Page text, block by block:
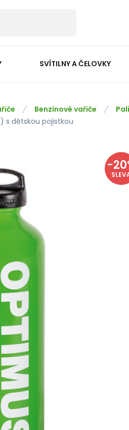
SVÍTILNY A ČELOVKY
Benzínové vařiče
s dětskou pojistkou
-20